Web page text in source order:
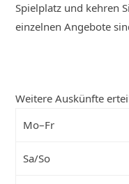
Spielplatz und kehren
einzelnen Angebote
Weitere Auskünfte
Mo–Fr
Sa/So